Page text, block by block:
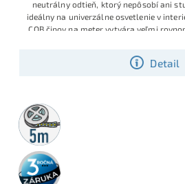
Detail
neutrálny odtieň, ktorý nepôsobí ani
ideálny na univerzálne osvetlenie v
COB čipov na meter vytvára veľmi
profiloch.
5m
rolka
3 roky
záruka